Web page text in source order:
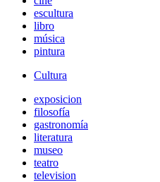
escultura
libro
música
pintura
Cultura
exposicion
filosofía
gastronomía
literatura
museo
teatro
television